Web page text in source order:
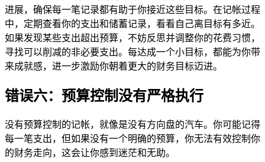
进展，确保每一笔记录都有助于你接近这些目标。在记帐过程
中，定期查看你的支出和储蓄记录，看看自己离目标有多近。
如果发现某些支出超出预算，不妨反思并调整你的花费习惯，
寻找可以削减的非必要支出。每达成一个小目标，都能为你带
来成就感，进一步激励你朝着更大的财务目标迈进。
错误六：预算控制没有严格执行
没有预算控制的记帐，就像是没有方向盘的汽车。你可能记得
每一笔支出，但如果没有一个明确的预算，你无法有效控制你
的财务走向，这会让你感到迷茫和无助。